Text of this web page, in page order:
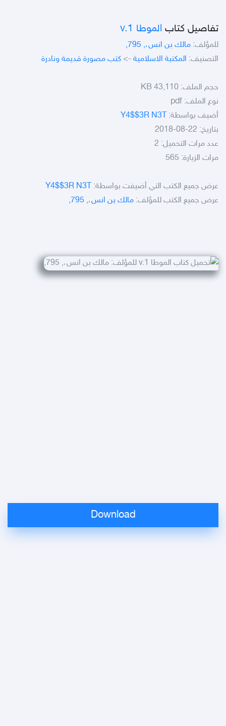
تفاصيل كتاب الموطا v.1
للمؤلف: مالك بن انس،, 795,
التصنيف: المكتبة الاسلامية -> كتب مصورة قديمة ونادرة
حجم الملف: 43,110 KB
نوع الملف: pdf
أضيف بواسطة: Y4$$3R N3T
بتاريخ: 22-08-2018
عدد مرات التحميل: 2
مرات الزيارة: 565
عرض جميع الكتب التي أضيفت بواسطة: Y4$$3R N3T
عرض جميع الكتب للمؤلف: مالك بن انس،, 795,